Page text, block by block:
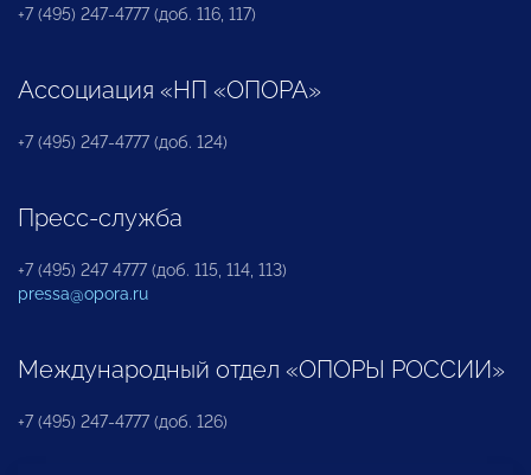
+7 (495) 247-4777 (доб. 116, 117)
Ассоциация «НП «ОПОРА»
+7 (495) 247-4777 (доб. 124)
Пресс-служба
+7 (495) 247 4777 (доб. 115, 114, 113)
pressa@opora.ru
Международный отдел «ОПОРЫ РОССИИ»
+7 (495) 247-4777 (доб. 126)